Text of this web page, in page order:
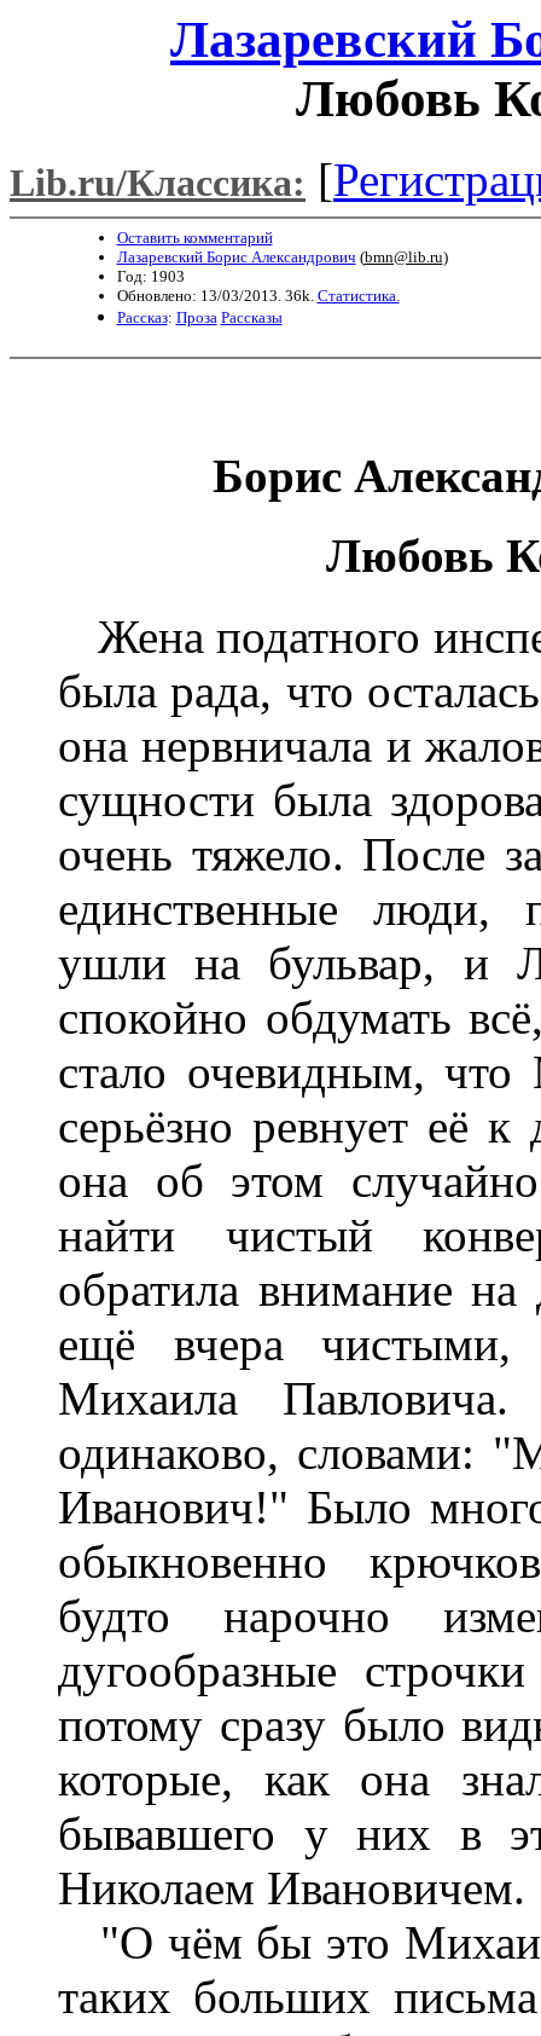
Лазаревский
Любовь
Lib.ru/Классика: [
Оставить комментарий
Лазаревский Борис Александрович (bmn@lib.ru)
Год: 1903
Обновлено: 13/03/2013. 36k. Статистика.
Рассказ: Проза Рассказы
Борис
Любовь
Жена податного
была рада, что
она нервничала и
сущности была
очень тяжело. После
единственные люди,
ушли на бульвар, и
спокойно обдумать
стало очевидным,
серьёзно ревнует её
она об этом
найти чистый
обратила внимание
ещё вчера чистыми,
Михаила
одинаково, словами:
Иванович!" Было
обыкновенно
будто нарочно
дугообразные
потому сразу было
которые, как она
бывавшего у них в
Николаем Ивановичем.
"О чём бы это
таких больших